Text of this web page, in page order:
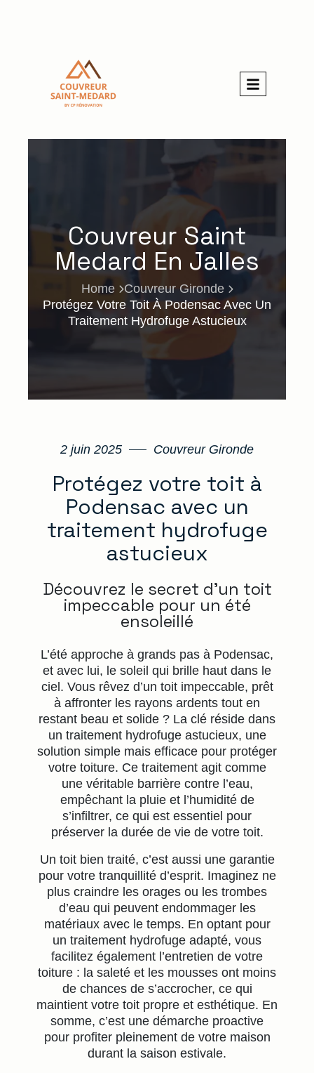
Couvreur Saint
Medard En Jalles
Home
Couvreur Gironde
Protégez Votre Toit À Podensac Avec Un
Traitement Hydrofuge Astucieux
2 juin 2025 Couvreur Gironde
Protégez votre toit à
Podensac avec un
traitement hydrofuge
astucieux
Découvrez le secret d’un toit
impeccable pour un été
ensoleillé
L’été approche à grands pas à Podensac,
et avec lui, le soleil qui brille haut dans le
ciel. Vous rêvez d’un toit impeccable, prêt
à affronter les rayons ardents tout en
restant beau et solide ? La clé réside dans
un traitement hydrofuge astucieux, une
solution simple mais efficace pour protéger
votre toiture. Ce traitement agit comme
une véritable barrière contre l’eau,
empêchant la pluie et l’humidité de
s’infiltrer, ce qui est essentiel pour
préserver la durée de vie de votre toit.
Un toit bien traité, c’est aussi une garantie
pour votre tranquillité d’esprit. Imaginez ne
plus craindre les orages ou les trombes
d’eau qui peuvent endommager les
matériaux avec le temps. En optant pour
un traitement hydrofuge adapté, vous
facilitez également l’entretien de votre
toiture : la saleté et les mousses ont moins
de chances de s’accrocher, ce qui
maintient votre toit propre et esthétique. En
somme, c’est une démarche proactive
pour profiter pleinement de votre maison
durant la saison estivale.